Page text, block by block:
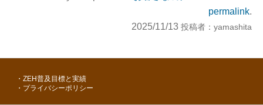
permalink.
2025/11/13 投稿者：yamashita
ZEH普及目標と実績
プライバシーポリシー